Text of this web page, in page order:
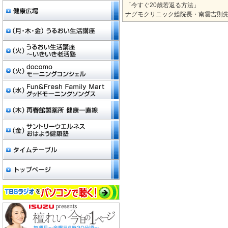
「今すぐ20歳若返る方法」
ナグモクリニック総院長・南雲吉則